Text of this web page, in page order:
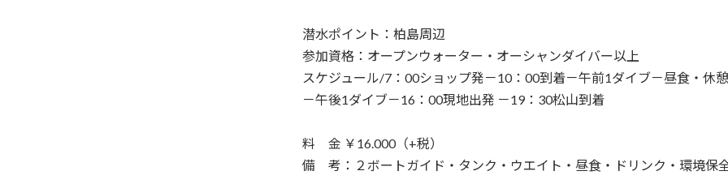
潜水ポイント：柏島周辺
参加資格：オープンウォーター・オーシャンダイバー以上
スケジュール/7：00ショップ発－10：00到着－午前1ダイブ－昼食・休憩
－午後1ダイブ－16：00現地出発 －19：30松山到着
料 金 ￥16.000（+税）
備 考：２ボートガイド・タンク・ウエイト・昼食・ドリンク・環境保